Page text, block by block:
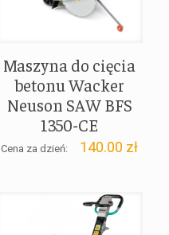
Maszyna do cięcia
betonu Wacker
Neuson SAW BFS
1350-CE
Cena za dzień: 140.00 zł